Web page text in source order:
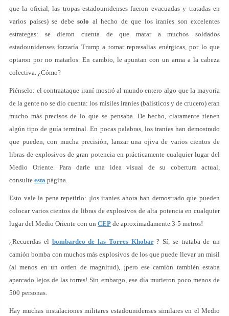
que la oficial, las tropas estadounidenses fueron evacuadas y tratadas en
varios países) se debe solo al hecho de que los iraníes son excelentes
estrategas: se dieron cuenta de que matar a muchos soldados
estadounidenses forzaría Trump a tomar represalias enérgicas, por lo que
optaron por no matarlos. En cambio, le apuntan con un arma a la cabeza
colectiva. ¿Cómo?
Piénselo: el contraataque iraní mostró al mundo entero algo que la mayoría
de la gente no se dio cuenta: los misiles iraníes (balísticos y de crucero) eran
mucho más precisos de lo que se pensaba. De hecho, claramente tienen
algún tipo de guía terminal. En pocas palabras, los iraníes han demostrado
que pueden, con mucha precisión, lanzar una ojiva de varios cientos de
libras de explosivos de gran potencia en prácticamente cualquier lugar del
Medio Oriente. Para darle una idea visual de su cobertura actual,
consulte esta página.
Esto vale la pena repetirlo: ¡los iraníes ahora han demostrado que pueden
colocar varios cientos de libras de explosivos de alta potencia en cualquier
lugar del Medio Oriente con un CEP de aproximadamente 3-5 metros!
¿Recuerdas el bombardeo de las Torres Khobar? Sí, se trataba de un
camión bomba con muchos más explosivos de los que puede llevar un misil
(al menos en un orden de magnitud), ¡pero ese camión también estaba
aparcado lejos de las torres! Sin embargo, ese día murieron poco menos de
500 personas.
Hay muchas instalaciones militares estadounidenses similares en el Medio